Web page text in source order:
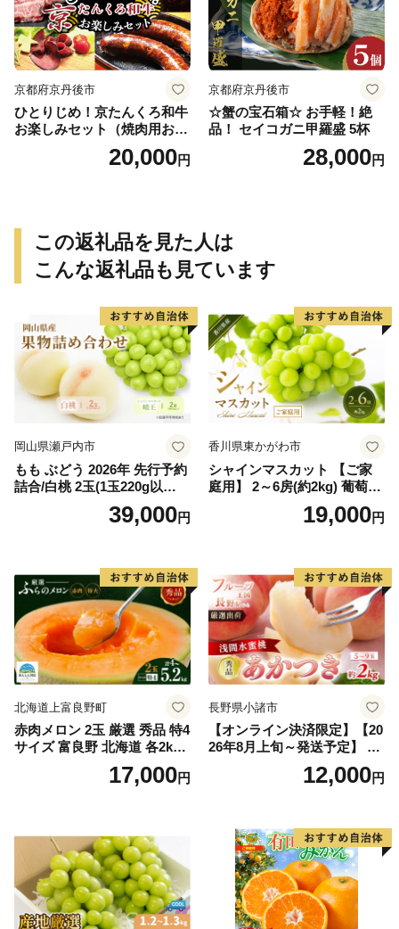
京都府京丹後市
ひとりじめ！京たんくろ和牛
お楽しみセット（焼肉用お
肉、ハンバーグ、生ハム、ソ
ーセージ）食べ比べ お試し
20,000円
京都府京丹後市
☆蟹の宝石箱☆ お手軽！絶
品！ セイコガニ甲羅盛 5杯
28,000円
この返礼品を見た人は
こんな返礼品も見ています
岡山県瀬戸内市
もも ぶどう 2026年 先行予約
詰合/白桃 2玉(1玉220g以
上)・シャインマスカット 晴
39,000円
香川県東かがわ市
シャインマスカット 【ご家
庭用】 2～6房(約2kg) 葡萄 ぶ
どう ブドウ フルーツ 果物 く
だもの 果実 旬の果物 旬のフ
19,000円
北海道上富良野町
赤肉メロン 2玉 厳選 秀品 特4
サイズ 富良野 北海道 各2kg
～2.6kg 2玉 セット ファーム
富良野 メロン めろん 果物 く
17,000円
長野県小諸市
【オンライン決済限定】【20
26年8月上旬～発送予定】 先
行予約 「浅間水蜜桃プレミ
アム」 もも あかつき 秀品 約
果肉 長野県産 小諸市
12,000円